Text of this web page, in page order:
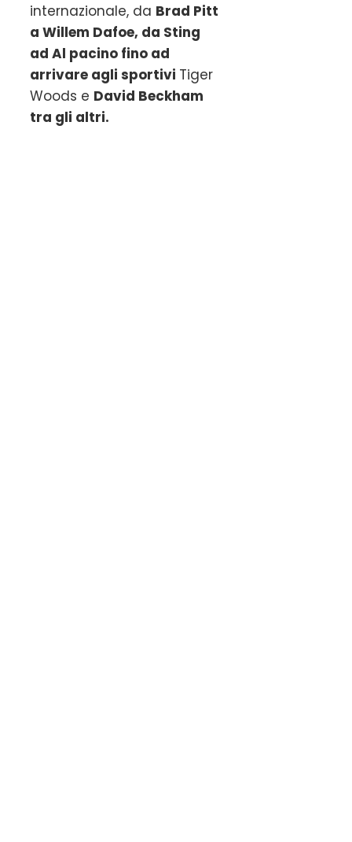
internazionale, da Brad Pitt
a Willem Dafoe, da Sting
ad Al pacino fino ad
arrivare agli sportivi Tiger
Woods e David Beckham
tra gli altri.